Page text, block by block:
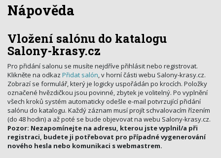
Nápověda
Vložení salónu do katalogu
Salony-krasy.cz
Pro přidání salonu se musíte nejdříve přihlásit nebo registrovat.
Klikněte na odkaz Přidat salón, v horní části webu Salony-krasy.cz.
Zobrazí se formulář, který je logicky uspořádán po krocích. Položky
označené hvězdičkou jsou povinné, zbytek je volitelný. Po vyplnění
všech kroků systém automaticky odešle e-mail potvrzující přidání
salónu do katalogu. Každý záznam musí projít schvalovacím řízením
(do 48 hodin) a až poté se bude objevovat na webu Salony-krasy.cz.
Pozor: Nezapomínejte na adresu, kterou jste vyplnil/a při
registraci, budete ji potřebovat pro případné vygenerování
nového hesla nebo komunikaci s webmastrem.